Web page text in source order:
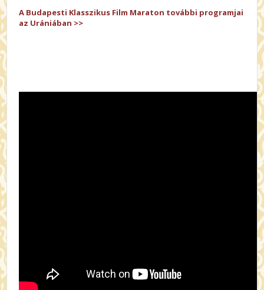
A Budapesti Klasszikus Film Maraton további programjai
az Urániában >>